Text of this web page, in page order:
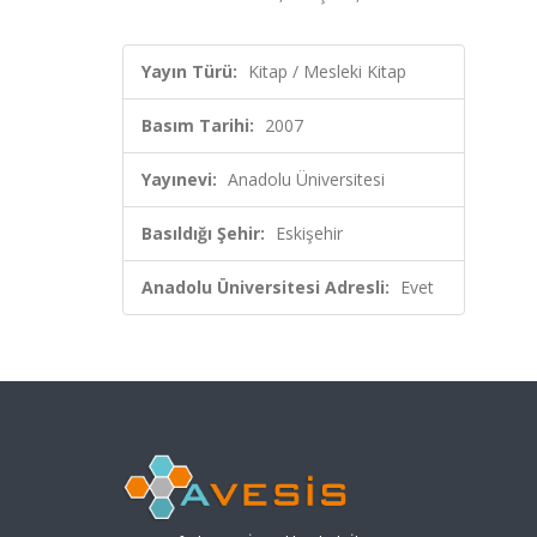
Yayın Türü: Kitap / Mesleki Kitap
Basım Tarihi: 2007
Yayınevi: Anadolu Üniversitesi
Basıldığı Şehir: Eskişehir
Anadolu Üniversitesi Adresli: Evet